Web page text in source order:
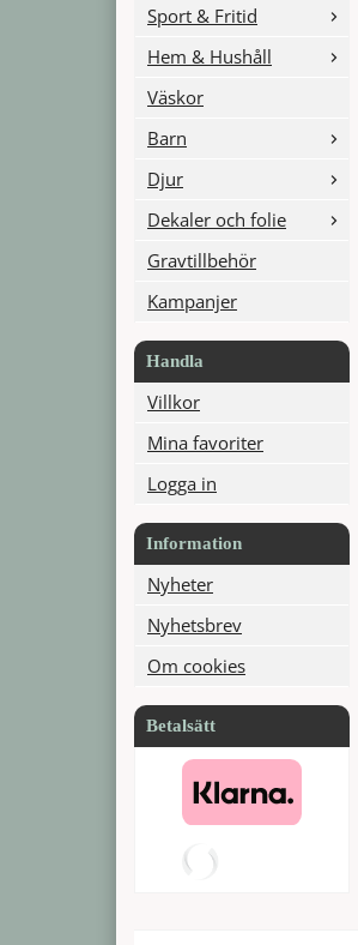
Sport & Fritid
Hem & Hushåll
Väskor
Barn
Djur
Dekaler och folie
Gravtillbehör
Kampanjer
Handla
Villkor
Mina favoriter
Logga in
Information
Nyheter
Nyhetsbrev
Om cookies
Betalsätt